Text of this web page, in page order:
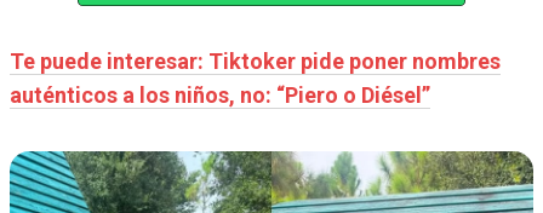
Te puede interesar: Tiktoker pide poner nombres
auténticos a los niños, no: “Piero o Diésel”